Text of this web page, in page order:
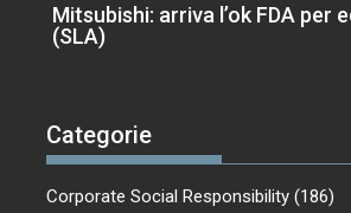
Mitsubishi: arriva l’ok FDA per
(SLA)
Categorie
Corporate Social Responsibility (186)